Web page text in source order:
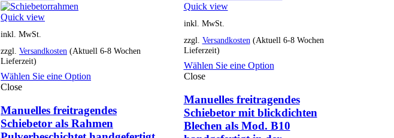
Quick view
inkl. MwSt.
zzgl. Versandkosten (Aktuell 6-8 Wochen
Lieferzeit)
Wählen Sie eine Option
Close
Manuelles freitragendes
Schiebetor als Rahmen
Quick view
inkl. MwSt.
zzgl. Versandkosten (Aktuell 6-8 Wochen
Lieferzeit)
Wählen Sie eine Option
Close
Manuelles freitragendes
Schiebetor mit blickdichten
Blechen als Mod. B10